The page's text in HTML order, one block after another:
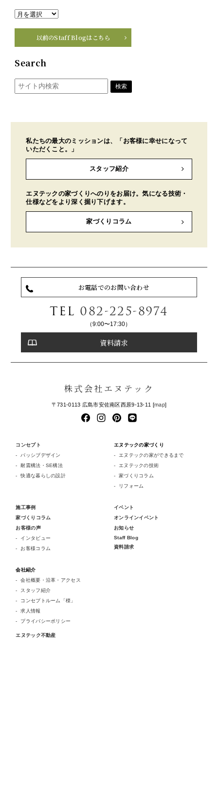
以前のStaff Blogはこちら
Search
私たちの最大のミッションは、「お客様に幸せになって
いただくこと。」
スタッフ紹介
エヌテックの家づくりへのりをお届け。気になる技術・
仕様などをより深く掘り下げます。
家づくりコラム
お電話でのお問い合わせ
TEL 082-225-8974
（9:00〜17:30）
資料請求
株式会社エヌテック
〒731-0113 広島市安佐南区西原9-13-11 [map]
コンセプト
パッシブデザイン
耐震構法・SE構法
快適な暮らしの設計
エヌテックの家づくり
エヌテックの家ができるまで
エヌテックの技術
家づくりコラム
リフォーム
施工事例
家づくりコラム
お客様の声
インタビュー
お客様コラム
イベント
オンラインイベント
お知らせ
Staff Blog
資料請求
会社紹介
会社概要・沿革・アクセス
スタッフ紹介
コンセプトルーム「檪」
求人情報
プライバシーポリシー
エヌテック不動産